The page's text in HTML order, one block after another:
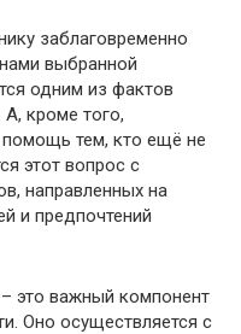
заблаговременно
выбранной
одним из фактов
кроме того,
тем, кто ещё не
этот вопрос с
направленных на
и предпочтений
это важный компонент
Оно осуществляется с